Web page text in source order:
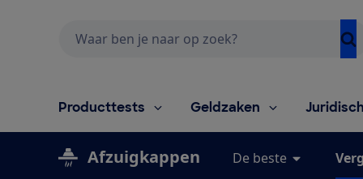
Producttests Geldzaken
Afzuigkappen De beste